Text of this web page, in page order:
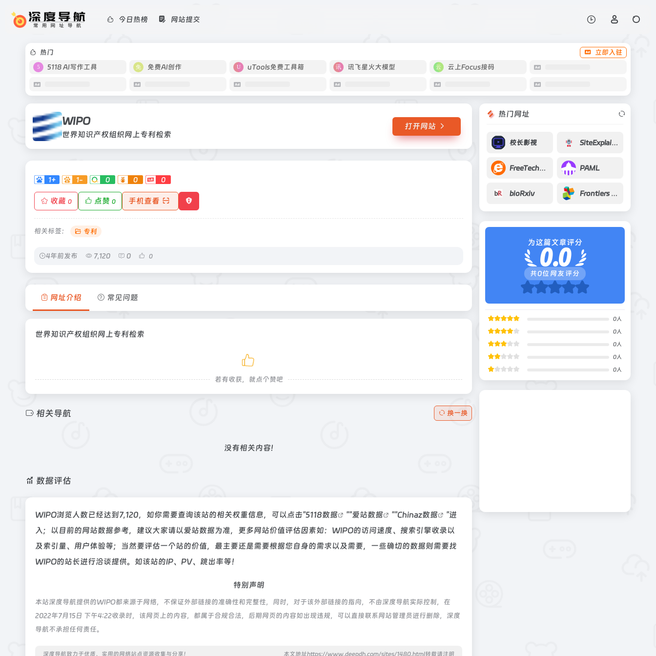
今日热榜 网站提交
热门
立即入驻
5118 AI写作工具
免费AI创作 uTools免费工具箱 讯飞星火大模型 云上Focus接码
WIPO
世界知识产权组织网上专利检索
打开网站
1+ 1- 0 0 0
收藏 0 点赞 0 手机查看
相关标签： 专利
4年前发布 7,120 0 0
网址介绍 常见问题
世界知识产权组织网上专利检索
若有收获，就点个赞吧
相关导航 换一换
没有相关内容!
数据评估
WIPO浏览人数已经达到7,120，如你需要查询该站的相关权重信息，可以点击"5118数据 ""爱站数据 ""Chinaz数据
"进
入；以目前的网站数据参考，建议大家请以爱站数据为准，更多网站价值评估因素如：WIPO的访问速度、搜索引擎收录以
及索引量、用户体验等；当然要评估一个站的价值，最主要还是需要根据您自身的需求以及需要，一些确切的数据则需要找
WIPO的站长进行洽谈提供。如该站的IP、PV、跳出率等！
特别声明
本站深度导航提供的WIPO都来源于网络，不保证外部链接的准确性和完整性，同时，对于该外部链接的指向，不由深度导航实际控制，在
2022年7月15日 下午4:22收录时，该网页上的内容，都属于合规合法，后期网页的内容如出现违规，可以直接联系网站管理员进行删除，深度
导航不承担任何责任。
深度导航致力于优质、实用的网络站点资源收集与分享！ 本文地址https://www.deepdh.com/sites/1480.html转载请注明
热门网址
校长影视 SiteExplainer
FreeTechBooks PAML
bioRxiv Frontiers Media
为这篇文章评分
0.0
共0位网友评分
0人
0人
0人
0人
0人